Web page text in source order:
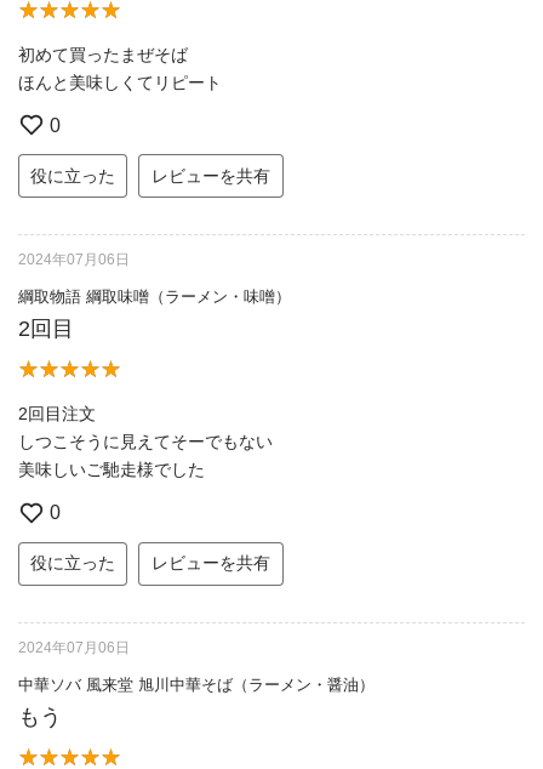
初めて買ったまぜそば
ほんと美味しくてリピート
0
役に立った レビューを共有
2024年07月06日
綱取物語 綱取味噌（ラーメン・味噌）
2回目
2回目注文
しつこそうに見えてそーでもない
美味しいご馳走様でした
0
役に立った レビューを共有
2024年07月06日
中華ソバ 風来堂 旭川中華そば（ラーメン・醤油）
もう